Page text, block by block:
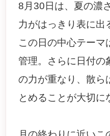
8月30日は、夏の濃
力がはっきり表に出
この日の中心テーマ
管理。さらに日付の
の力が重なり、散ら
とめることが大切に